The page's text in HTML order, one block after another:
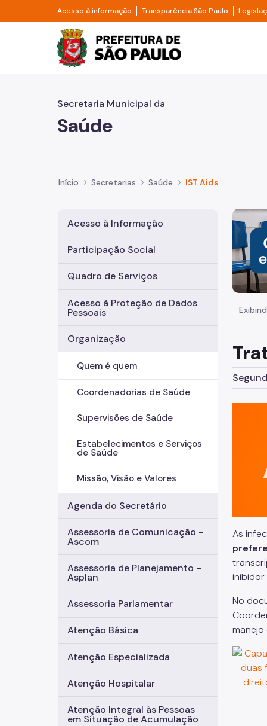
Pular para o Conteúdo principal
Acesso à informação Divisor de acesso à informação
Transparência São Paulo Divisor
Prefeitura de São
Secretaria Municipal da
Saúde
Início Secretarias Saúde IST Aids
Acesso à Informação
Participação Social
Quadro de Serviços
Acesso à Proteção de Dados
Pessoais
Organização
Quem é quem
Coordenadorias de Saúde
Supervisões de Saúde
Estabelecimentos e Serviços
de Saúde
Missão, Visão e Valores
Agenda do Secretário
Assessoria de Comunicação -
Ascom
Assessoria de Planejamento –
Asplan
Assessoria Parlamentar
Atenção Básica
Atenção Especializada
Atenção Hospitalar
Atenção Integral às Pessoas
em Situação de Acumulação
As
No
manejo